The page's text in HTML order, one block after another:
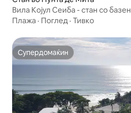
Вила Којул Сеиба - стан со базен
Плажа · Поглед · Тивко
Супердомаќин
Супердомаќин